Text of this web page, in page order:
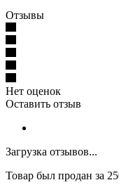
Отзывы
Нет оценок
Оставить отзыв
Загрузка отзывов...
Товар был продан за